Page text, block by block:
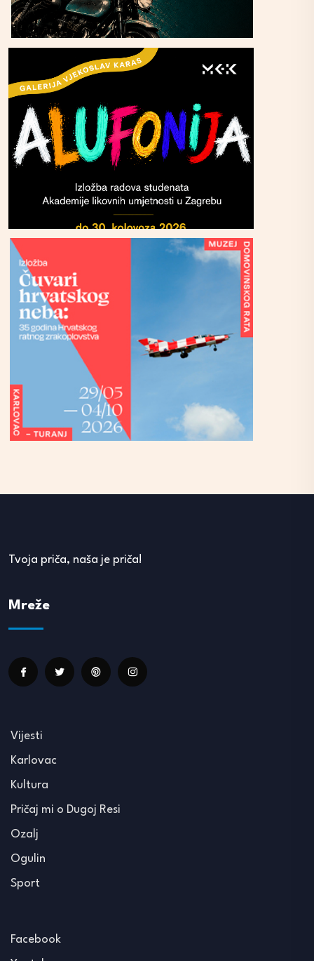
Tvoja priča, naša je priča!
Mreže
Vijesti
Karlovac
Kultura
Pričaj mi o Dugoj Resi
Ozalj
Ogulin
Sport
Facebook